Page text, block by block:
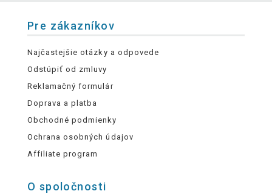
Pre zákazníkov
Najčastejšie otázky a odpovede
Odstúpiť od zmluvy
Reklamačný formulár
Doprava a platba
Obchodné podmienky
Ochrana osobných údajov
Affiliate program
O spoločnosti